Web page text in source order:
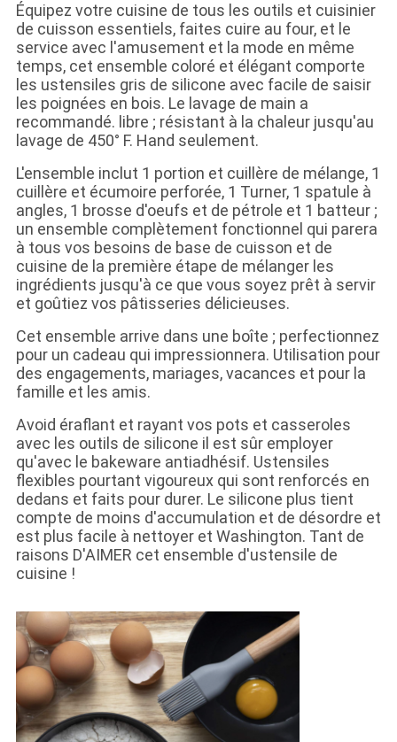
Équipez votre cuisine de tous les outils et cuisinier
de cuisson essentiels, faites cuire au four, et le
service avec l'amusement et la mode en même
temps, cet ensemble coloré et élégant comporte
les ustensiles gris de silicone avec facile de saisir
les poignées en bois. Le lavage de main a
recommandé. libre ; résistant à la chaleur jusqu'au
lavage de 450° F. Hand seulement.
L'ensemble inclut 1 portion et cuillère de mélange, 1
cuillère et écumoire perforée, 1 Turner, 1 spatule à
angles, 1 brosse d'oeufs et de pétrole et 1 batteur ;
un ensemble complètement fonctionnel qui parera
à tous vos besoins de base de cuisson et de
cuisine de la première étape de mélanger les
ingrédients jusqu'à ce que vous soyez prêt à servir
et goûtiez vos pâtisseries délicieuses.
Cet ensemble arrive dans une boîte ; perfectionnez
pour un cadeau qui impressionnera. Utilisation pour
des engagements, mariages, vacances et pour la
famille et les amis.
Avoid éraflant et rayant vos pots et casseroles
avec les outils de silicone il est sûr employer
qu'avec le bakeware antiadhésif. Ustensiles
flexibles pourtant vigoureux qui sont renforcés en
dedans et faits pour durer. Le silicone plus tient
compte de moins d'accumulation et de désordre et
est plus facile à nettoyer et Washington. Tant de
raisons D'AIMER cet ensemble d'ustensile de
cuisine !